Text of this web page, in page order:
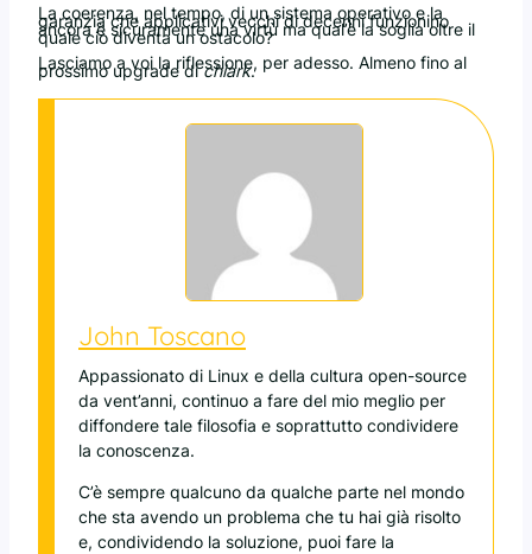
La coerenza, nel tempo, di un sistema operativo e la
garanzia che applicativi vecchi di decenni funzionino
ancora è sicuramente una virtù ma qual’è la soglia oltre il
quale ciò diventa un ostacolo?
Lasciamo a voi la riflessione, per adesso. Almeno fino al
prossimo upgrade dichiark.
John Toscano
Appassionato di Linux e della cultura open-source
da vent’anni, continuo a fare del mio meglio per
diffondere tale filosofia e soprattutto condividere
la conoscenza.
C’è sempre qualcuno da qualche parte nel mondo
che sta avendo un problema che tu hai già risolto
e, condividendo la soluzione, puoi fare la